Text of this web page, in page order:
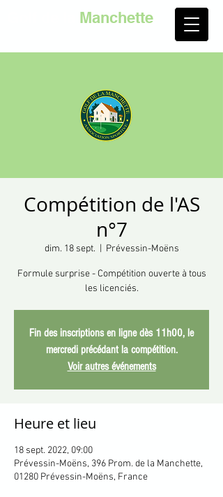
Manchette
Compétition de l'AS
n°7
dim. 18 sept. Prévessin-Moëns
Formule surprise - Compétition ouverte à tous
les licenciés.
Fin des inscriptions en ligne dès 11h00, le
mercredi précédant la compétition.
Voir autres événements
Heure et lieu
18 sept. 2022, 09:00
Prévessin-Moëns, 396 Prom. de la Manchette,
01280 Prévessin-Moëns, France